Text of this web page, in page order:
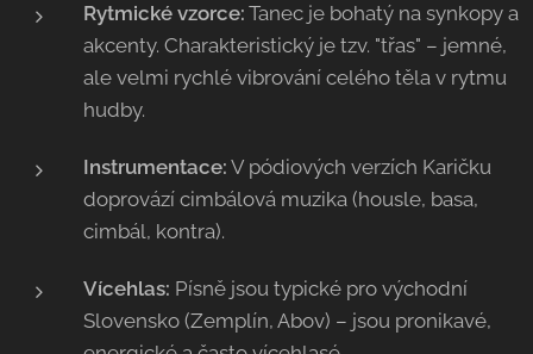
Rytmické vzorce: Tanec je bohatý na synkopy a
akcenty. Charakteristický je tzv. "třas" – jemné,
ale velmi rychlé vibrování celého těla v rytmu
hudby.
Instrumentace: V pódiových verzích Karičku
doprovází cimbálová muzika (housle, basa,
cimbál, kontra).
Vícehlas: Písně jsou typické pro východní
Slovensko (Zemplín, Abov) – jsou pronikavé,